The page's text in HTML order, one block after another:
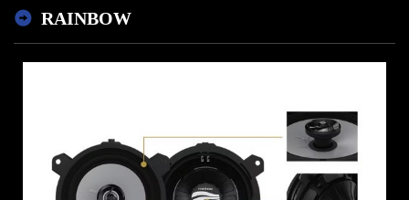
RAINBOW